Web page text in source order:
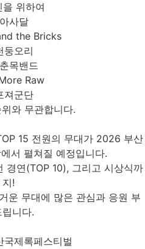
위하여
사달
the Bricks
둥오리
목밴드
Raw
져군단
와 무관합니다.
15 전원의 무대가 2026 부산
서 펼쳐질 예정입니다.
경연(TOP 10), 그리고 시상식까
지!
운 무대에 많은 관심과 응원 부
립니다.
제록페스티벌